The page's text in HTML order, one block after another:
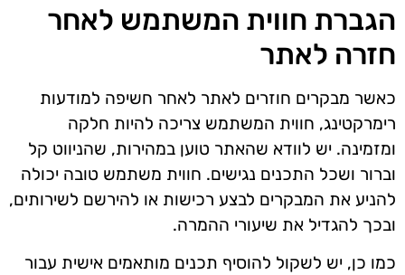
הגברת חווית המשתמש לאחר
חזרה לאתר
כאשר מבקרים חוזרים לאתר לאחר חשיפה למודעות
רימרקטינג, חווית המשתמש צריכה להיות חלקה
ומזמינה. יש לוודא שהאתר טוען במהירות, שהניווט קל
וברור ושכל התכנים נגישים. חווית משתמש טובה יכולה
להניע את המבקרים לבצע רכישות או להירשם לשירותים,
ובכך להגדיל את שיעורי ההמרה.
כמו כן, יש לשקול להוסיף תכנים מותאמים אישית עבור